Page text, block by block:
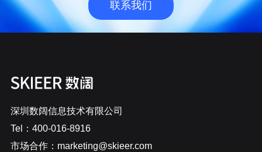
联系我们
深圳数阔信息技术有限公司
Tel：400-016-8916
市场合作：marketing@skieer.com